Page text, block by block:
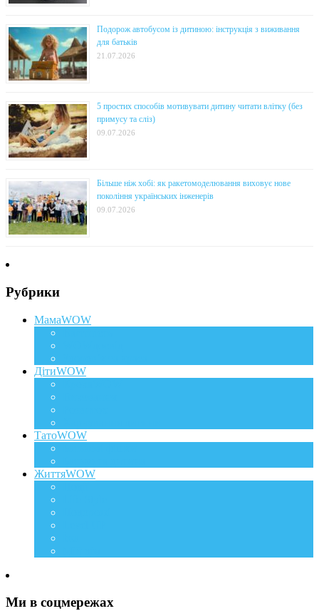
Подорож автобусом із дитиною: інструкція з виживання
для батьків
21.07.2026
5 простих способів мотивувати дитину читати влітку (без
примусу та сліз)
09.07.2026
Більше ніж хобі: як ракетомоделювання виховує нове
покоління українських інженерів
09.07.2026
Рубрики
МамаWOW
ДітиWOW
ТатоWOW
ЖиттяWOW
Ми в соцмережах